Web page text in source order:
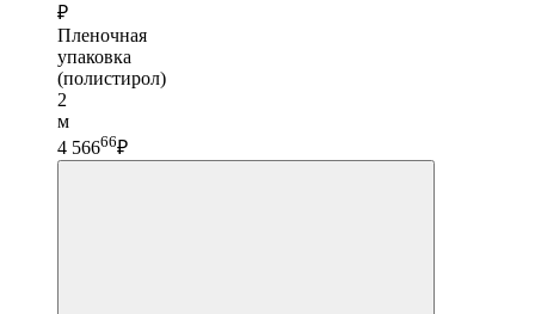
₽
Пленочная
упаковка
(полистирол)
2
м
4 56666₽